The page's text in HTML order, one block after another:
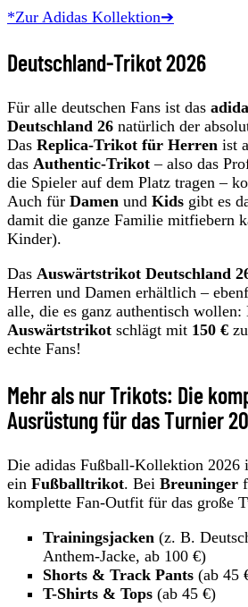
*Zur Adidas Kollektion➔
Deutschland-Trikot 2026
Für alle deutschen Fans ist das
Deutschland 26 natürlich der
Das Replica-Trikot für Herren ist
das Authentic-Trikot – also das
die Spieler auf dem Platz tragen –
Auch für Damen und Kids gibt es
damit die ganze Familie mitfiebern
Kinder).
Das Auswärtstrikot Deutschland
Herren und Damen erhältlich –
alle, die es ganz authentisch wollen:
Auswärtstrikot schlägt mit 150 €
echte Fans!
Mehr als nur Trikots: Die
Ausrüstung für das Turnier
Die adidas Fußball-Kollektion 2026
ein Fußballtrikot. Bei Breuninger
komplette Fan-Outfit für das große
Trainingsjacken (z. B.
Anthem-Jacke, ab 100 €)
Shorts & Track Pants (ab 45
T-Shirts & Tops (ab 45 €)